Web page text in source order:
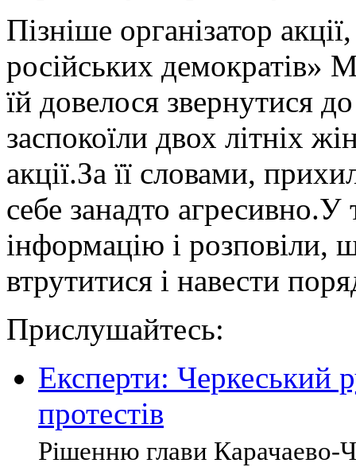
Пізніше організатор
російських демократів»
їй довелося звернутися
заспокоїли двох літніх
акції.За її словами,
себе занадто агресивно.У
інформацію і розповіли,
втрутитися і навести
Прислушайтесь:
Експерти: Черкеський
протестів
Рішенню глави Карачаево-